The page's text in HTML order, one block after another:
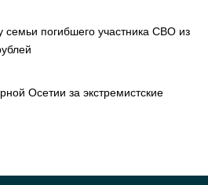
семьи погибшего участника СВО из
Осетии за экстремистские